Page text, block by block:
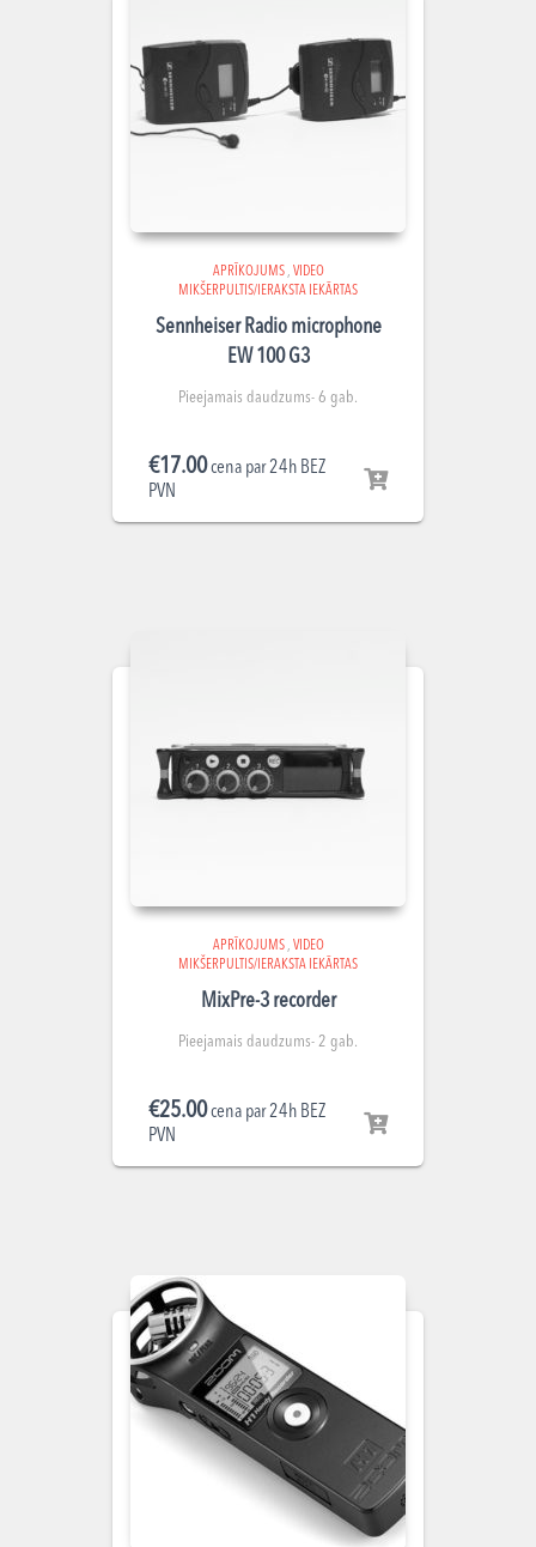
APRĪKOJUMS, VIDEO
MIKŠERPULTIS/IERAKSTA IEKĀRTAS
Sennheiser Radio microphone
EW 100 G3
Pieejamais daudzums- 6 gab.
€17.00cena par 24h BEZ
PVN
APRĪKOJUMS, VIDEO
MIKŠERPULTIS/IERAKSTA IEKĀRTAS
MixPre-3 recorder
Pieejamais daudzums- 2 gab.
€25.00cena par 24h BEZ
PVN